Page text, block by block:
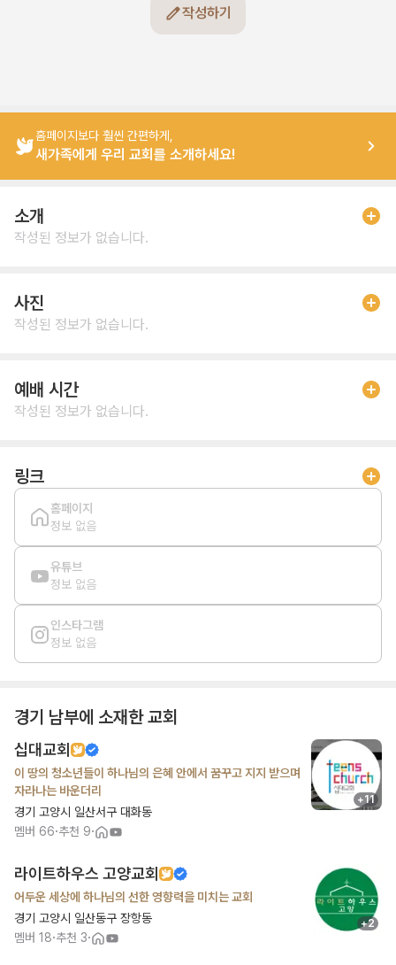
작성하기
홈페이지보다 훨씬 간편하게,
새가족에게 우리 교회를 소개하세요!
소개
작성된 정보가 없습니다.
사진
작성된 정보가 없습니다.
예배 시간
작성된 정보가 없습니다.
링크
홈페이지
정보 없음
유튜브
정보 없음
인스타그램
정보 없음
경기 남부에 소재한 교회
십대교회
이 땅의 청소년들이 하나님의 은혜 안에서 꿈꾸고 지지 받으며
자라나는 바운더리
경기 고양시 일산서구 대화동
멤버 66·추천 9·
+11
라이트하우스 고양교회
어두운 세상에 하나님의 선한 영향력을 미치는 교회
경기 고양시 일산동구 장항동
멤버 18·추천 3·
+2